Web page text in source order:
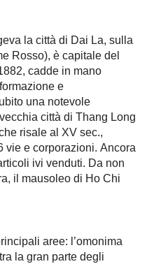
la città di Dai La, sulla
Rosso), è capitale del
cadde in mano
e
una notevole
città di Thang Long
risale al XV sec.,
vie e corporazioni. Ancora
ivi venduti. Da non
il mausoleo di Ho Chi
aree: l’omonima
la gran parte degli